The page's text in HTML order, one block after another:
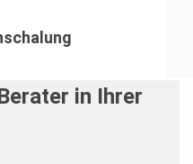
in Ihrer